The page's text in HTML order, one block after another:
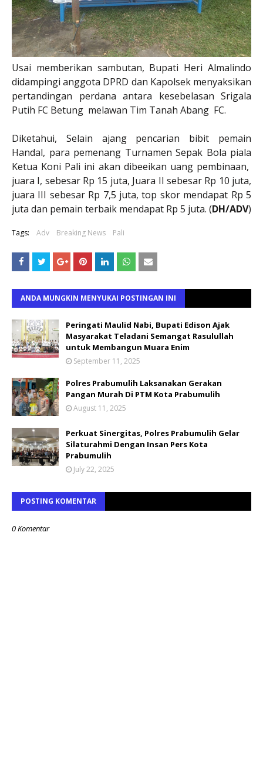
Usai memberikan sambutan, Bupati Heri Almalindo
didampingi anggota DPRD dan Kapolsek menyaksikan
pertandingan perdana antara kesebelasan Srigala
Putih FC Betung melawan Tim Tanah Abang FC.
Diketahui, Selain ajang pencarian bibit pemain
Handal, para pemenang Turnamen Sepak Bola piala
Ketua Koni Pali ini akan dibeeikan uang pembinaan,
juara I, sebesar Rp 15 juta, Juara II sebesar Rp 10 juta,
juara III sebesar Rp 7,5 juta, top skor mendapat Rp 5
juta dan pemain terbaik mendapat Rp 5 juta. (DH/ADV)
Tags: Adv Breaking News Pali
ANDA MUNGKIN MENYUKAI POSTINGAN INI
Peringati Maulid Nabi, Bupati Edison Ajak
Masyarakat Teladani Semangat Rasulullah
untuk Membangun Muara Enim
September 11, 2025
Polres Prabumulih Laksanakan Gerakan
Pangan Murah Di PTM Kota Prabumulih
August 11, 2025
Perkuat Sinergitas, Polres Prabumulih Gelar
Silaturahmi Dengan Insan Pers Kota
Prabumulih
July 22, 2025
POSTING KOMENTAR
0 Komentar